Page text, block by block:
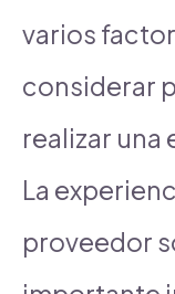
varios
considerar
realizar una
La
proveedor